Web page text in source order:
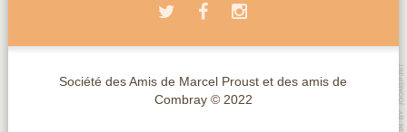
Société des Amis de Marcel Proust et des amis de
Combray © 2022